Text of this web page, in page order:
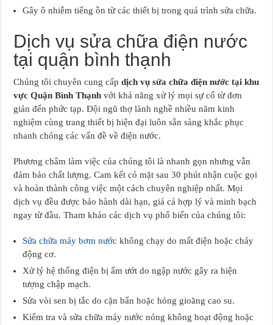
Gây ô nhiễm tiếng ồn từ các thiết bị trong quá trình sửa chữa.
Dịch vụ sửa chữa điện nước
tại quận bình thạnh
Chúng tôi chuyên cung cấpdịch vụ sửa chữa điện nước tại khu
vực Quận Bình Thạnh với khả năng xử lý mọi sự cố từ đơn
giản đến phức tạp. Đội ngũ thợ lành nghề nhiều năm kinh
nghiệm cùng trang thiết bị hiện đại luôn sẵn sàng khắc phục
nhanh chóng các vấn đề về điện nước.
Phương châm làm việc của chúng tôi là nhanh gọn nhưng vẫn
đảm bảo chất lượng. Cam kết có mặt sau 30 phút nhận cuộc gọi
và hoàn thành công việc một cách chuyên nghiệp nhất. Mọi
dịch vụ đều được bảo hành dài hạn, giá cả hợp lý và minh bạch
ngay từ đầu. Tham khảo các dịch vụ phổ biến của chúng tôi:
Sửa chữa máy bơm nước không chạy do mất điện hoặc cháy
động cơ.
Xử lý hệ thống điện bị ẩm ướt do ngập nước gây ra hiện
tượng chập mạch.
Sửa vòi sen bị tắc do cặn bẩn hoặc hỏng gioăng cao su.
Kiểm tra và sửa chữa máy nước nóng không hoạt động hoặc